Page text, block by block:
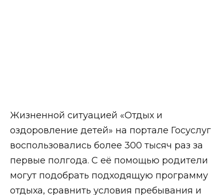
Жизненной ситуацией «Отдых и
оздоровление детей» на портале Госуслуг
воспользовались более 300 тысяч раз за
первые полгода. С её помощью родители
могут подобрать подходящую программу
отдыха, сравнить условия пребывания и